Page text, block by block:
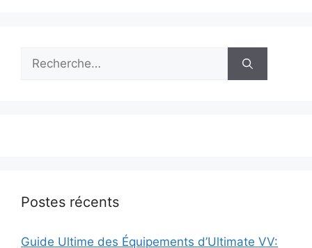
Rechercher :
Postes récents
Guide Ultime des Équipements d’Ultimate VV: